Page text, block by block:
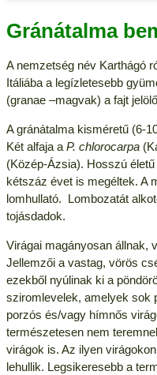
Gránátalma
A nemzetség név Karthágó
Itáliába a legízletesebb
(granae –magvak) a fajt
A gránátalma kisméretű (6-
Két alfaja a P. chlorocarpa
(Közép-Ázsia). Hosszú
kétszáz évet is megéltek. A
lomhullató. Lombozatát
tojásdadok.
Virágai magányosan állnak,
Jellemzői a vastag, vörös
ezekből nyúlinak ki a
sziromlevelek, amelyek sok
porzós és/vagy hímnős
természetesen nem
virágok is. Az ilyen
lehullik. Legsikeresebb a